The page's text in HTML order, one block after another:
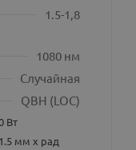
1.5-1,8
1080 нм
Случайная
QBH (LOC)
Вт
мм x рад